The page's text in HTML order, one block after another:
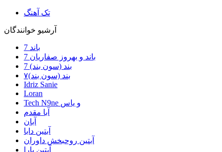
تک آهنگ
آرشیو خوانندگان
7 باند
7 باند و بهروز صفاریان
7 بند (سون بند)
۷بند (سون بند)
Idriz Sanie
Loran
Tech N9ne و یاس
آبا مقدم
آبان
آبتین دابا
آبتین روحبخش داوران
آبتین یارا